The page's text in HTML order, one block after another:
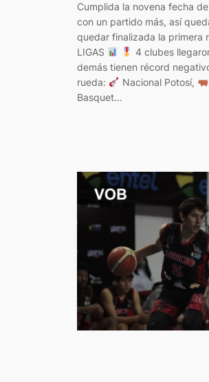
Cumplida la novena fecha
con un partido más, así
quedar finalizada la primera
LIGAS
4 clubes
demás tienen récord
rueda:
Nacional Potosí,
Basquet…